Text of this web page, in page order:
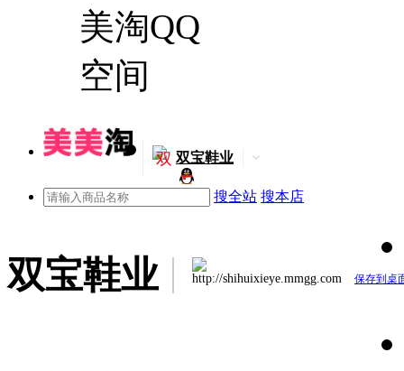
双 双宝鞋业
搜全站 搜本店
双宝鞋业 http://shihuixieye.mmgg.com 保存到桌